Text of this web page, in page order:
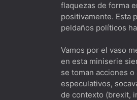
flaquezas de forma
positivamente. Esta
peldaños políticos
Vamos por el vaso
en esta miniserie
se toman acciones
especulativos,
de contexto (brexit,